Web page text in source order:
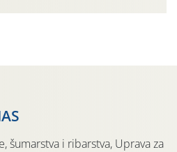
šumarstva i ribarstva, Uprava za